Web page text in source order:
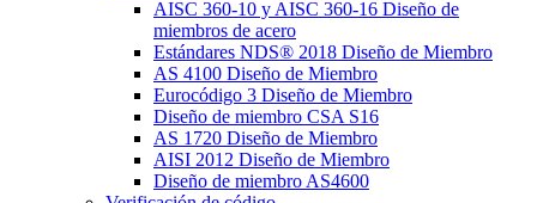
AISC 360-10 y AISC 360-16 Diseño de
miembros de acero
Estándares NDS® 2018 Diseño de Miembro
AS 4100 Diseño de Miembro
Eurocódigo 3 Diseño de Miembro
Diseño de miembro CSA S16
AS 1720 Diseño de Miembro
AISI 2012 Diseño de Miembro
Diseño de miembro AS4600